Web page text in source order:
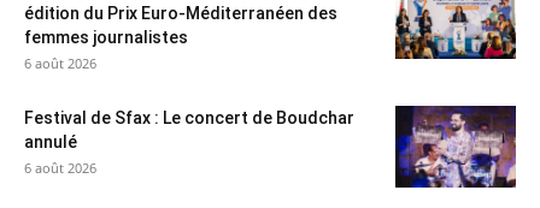
édition du Prix Euro-Méditerranéen des
femmes journalistes
6 août 2026
Festival de Sfax : Le concert de Boudchar
annulé
6 août 2026